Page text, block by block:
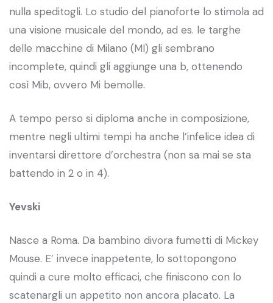
nulla speditogli. Lo studio del pianoforte lo stimola ad
una visione musicale del mondo, ad es. le targhe
delle macchine di Milano (MI) gli sembrano
incomplete, quindi gli aggiunge una b, ottenendo
così Mib, ovvero Mi bemolle.
A tempo perso si diploma anche in composizione,
mentre negli ultimi tempi ha anche l’infelice idea di
inventarsi direttore d’orchestra (non sa mai se sta
battendo in 2 o in 4).
Yevski
Nasce a Roma. Da bambino divora fumetti di Mickey
Mouse. E’ invece inappetente, lo sottopongono
quindi a cure molto efficaci, che finiscono con lo
scatenargli un appetito non ancora placato. La